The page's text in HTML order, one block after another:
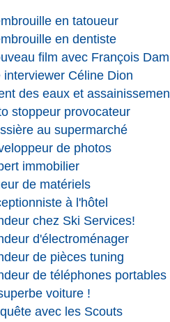
en tatoueur
en dentiste
film avec François
Céline Dion
des eaux et
stoppeur provocateur
au supermarché
de photos
immobilier
de matériels
à l'hôtel
chez Ski Services!
d'électroménager
de pièces tuning
de téléphones portables
voiture !
avec les Scouts